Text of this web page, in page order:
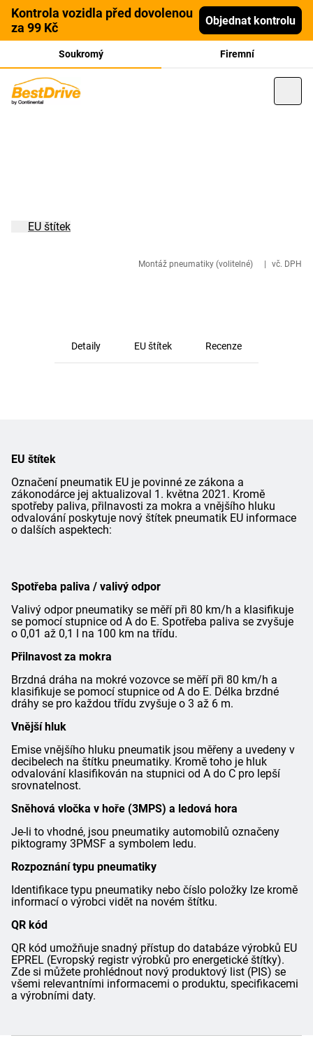
Kontrola vozidla před dovolenou
za 99 Kč
Objednat kontrolu
Soukromý Firemní
Montáž pneumatiky (volitelné) vč. DPH
EU štítek
Detaily EU štítek Recenze
EU štítek
Označení pneumatik EU je povinné ze zákona a
zákonodárce jej aktualizoval 1. května 2021. Kromě
spotřeby paliva, přilnavosti za mokra a vnějšího hluku
odvalování poskytuje nový štítek pneumatik EU informace
o dalších aspektech:
Spotřeba paliva / valivý odpor
Valivý odpor pneumatiky se měří při 80 km/h a klasifikuje
se pomocí stupnice od A do E. Spotřeba paliva se zvyšuje
o 0,01 až 0,1 l na 100 km na třídu.
Přilnavost za mokra
Brzdná dráha na mokré vozovce se měří při 80 km/h a
klasifikuje se pomocí stupnice od A do E. Délka brzdné
dráhy se pro každou třídu zvyšuje o 3 až 6 m.
Vnější hluk
Emise vnějšího hluku pneumatik jsou měřeny a uvedeny v
decibelech na štítku pneumatiky. Kromě toho je hluk
odvalování klasifikován na stupnici od A do C pro lepší
srovnatelnost.
Sněhová vločka v hoře (3MPS) a ledová hora
Je-li to vhodné, jsou pneumatiky automobilů označeny
piktogramy 3PMSF a symbolem ledu.
Rozpoznání typu pneumatiky
Identifikace typu pneumatiky nebo číslo položky lze kromě
informací o výrobci vidět na novém štítku.
QR kód
QR kód umožňuje snadný přístup do databáze výrobků EU
EPREL (Evropský registr výrobků pro energetické štítky).
Zde si můžete prohlédnout nový produktový list (PIS) se
všemi relevantními informacemi o produktu, specifikacemi
a výrobními daty.